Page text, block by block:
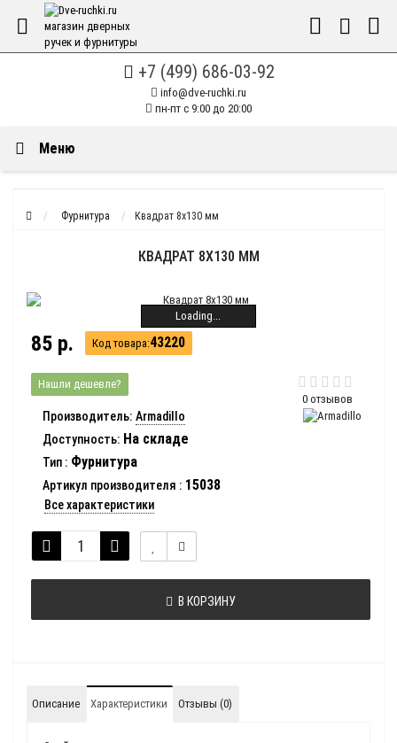
+7 (499) 686-03-92
info@dve-ruchki.ru
пн-пт с 9:00 до 20:00
Меню
Фурнитура Квадрат 8х130 мм
КВАДРАТ 8Х130 ММ
Loading...
0 отзывов
85 р. Код товара:43220
Нашли дешевле?
Производитель: Armadillo
Доступность: На складе
Тип : Фурнитура
Артикул производителя : 15038
Все характеристики
В КОРЗИНУ
Описание Характеристики Отзывы (0)